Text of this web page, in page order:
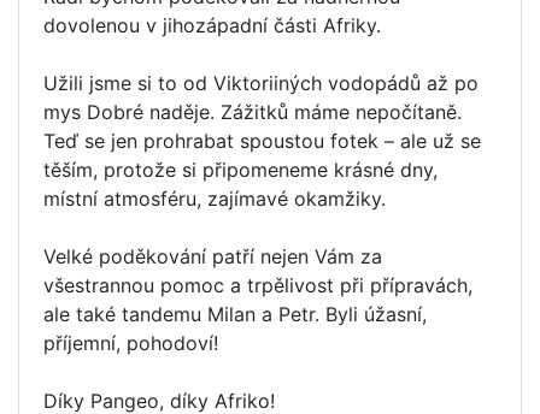
dovolenou v jihozápadní části Afriky.
Užili jsme si to od Viktoriiných vodopádů až po
mys Dobré naděje. Zážitků máme nepočítaně.
Teď se jen prohrabat spoustou fotek – ale už se
těším, protože si připomeneme krásné dny,
místní atmosféru, zajímavé okamžiky.
Velké poděkování patří nejen Vám za
všestrannou pomoc a trpělivost při přípravách,
ale také tandemu Milan a Petr. Byli úžasní,
příjemní, pohodoví!
Díky Pangeo, díky Afriko!